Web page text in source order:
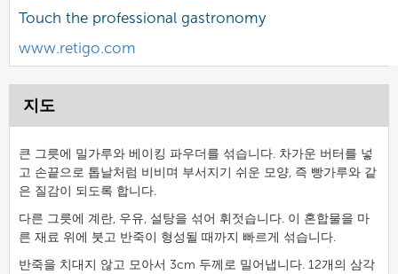
Touch the professional gastronomy
www.retigo.com
지도
큰 그릇에 밀가루와 베이킹 파우더를 섞습니다. 차가운 버터를 넣
고 손끝으로 톱날처럼 비비며 부서지기 쉬운 모양, 즉 빵가루와 같
은 질감이 되도록 합니다.
다른 그릇에 계란, 우유, 설탕을 섞어 휘젓습니다. 이 혼합물을 마
른 재료 위에 붓고 반죽이 형성될 때까지 빠르게 섞습니다.
반죽을 치대지 않고 모아서 3cm 두께로 밀어냅니다. 12개의 삼각